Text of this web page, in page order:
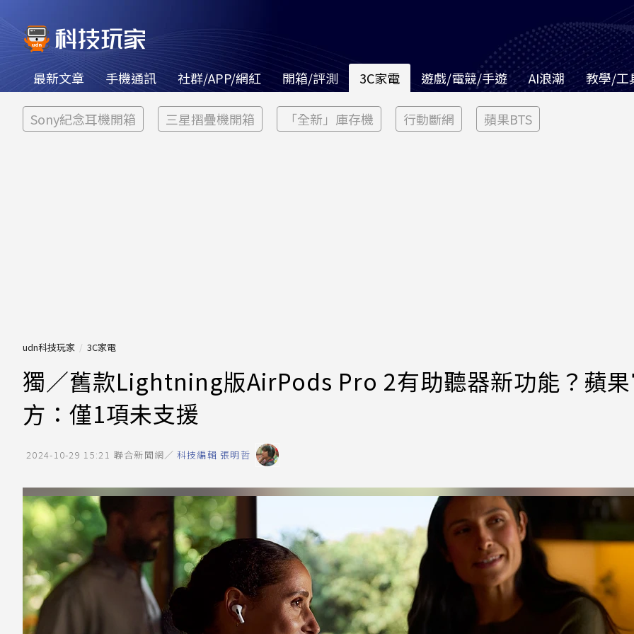
最新文章 手機通訊 社群/APP/網紅 開箱/評測 3C家電 遊戲/電競/手遊 AI浪潮 教學/工
Sony紀念耳機開箱 三星摺疊機開箱 「全新」庫存機 行動斷網 蘋果BTS
udn科技玩家 3C家電
獨／舊款Lightning版AirPods Pro 2有助聽器新功能？蘋
方：僅1項未支援
2024-10-29 15:21 聯合新聞網／ 科技編輯 張明哲